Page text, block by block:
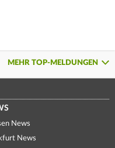
MEHR TOP-MELDUNGEN
News
News